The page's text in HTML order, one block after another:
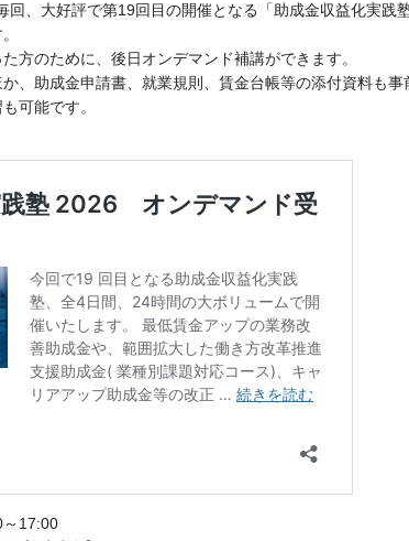
回、大好評で第19回目の開催となる「助成金収益化実践
方のために、後日オンデマンド補講ができます。
、助成金申請書、就業規則、賃金台帳等の添付資料も事
可能です。
17:00